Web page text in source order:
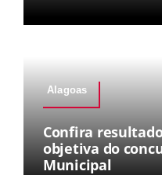
Alagoas
Confira
objetiva do
Municipal